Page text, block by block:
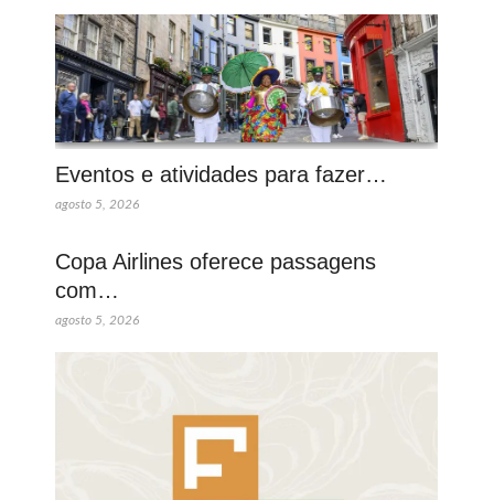
Eventos e atividades para fazer…
agosto 5, 2026
Copa Airlines oferece passagens
com…
agosto 5, 2026